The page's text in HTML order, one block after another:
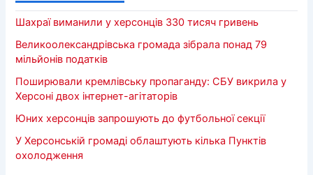
Шахраї виманили у херсонців 330 тисяч гривень
Великоолександрівська громада зібрала понад 79
мільйонів податків
Поширювали кремлівську пропаганду: СБУ викрила у
Херсоні двох інтернет-агітаторів
Юних херсонців запрошують до футбольної секції
У Херсонській громаді облаштують кілька Пунктів
охолодження